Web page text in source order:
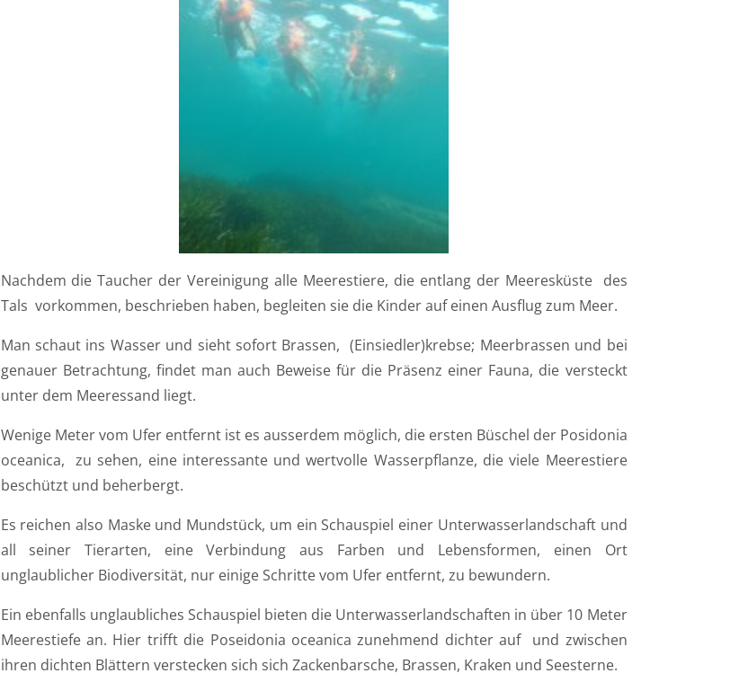
Nachdem die Taucher der Vereinigung alle Meerestiere, die entlang der Meeresküste
des
Tals vorkommen, beschrieben haben, begleiten sie die Kinder auf einen Ausflug zum Meer.
Man schaut ins Wasser und sieht sofort Brassen, (Einsiedler)krebse; Meerbrassen und bei
genauer Betrachtung, findet man auch Beweise für die Präsenz einer Fauna, die versteckt
unter dem Meeressand liegt.
Wenige Meter vom Ufer entfernt ist es ausserdem möglich, die ersten Büschel der Posidonia
oceanica, zu sehen, eine interessante und wertvolle Wasserpflanze, die viele Meerestiere
beschützt und beherbergt.
Es reichen also Maske und Mundstück, um ein Schauspiel einer Unterwasserlandschaft und
all seiner Tierarten, eine Verbindung aus Farben und Lebensformen, einen Ort
unglaublicher Biodiversität, nur einige Schritte vom Ufer entfernt, zu bewundern.
Ein ebenfalls unglaubliches Schauspiel bieten die Unterwasserlandschaften in über 10 Meter
Meerestiefe an. Hier trifft die Poseidonia oceanica zunehmend dichter auf
und zwischen
ihren dichten Blättern verstecken sich sich Zackenbarsche, Brassen, Kraken und Seesterne.